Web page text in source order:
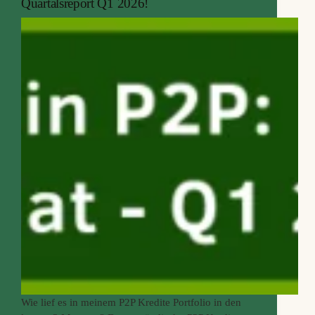
lassen muss.
Quartalsreport Q1 2026!
Wie lief es in meinem P2P Kredite Portfolio in den